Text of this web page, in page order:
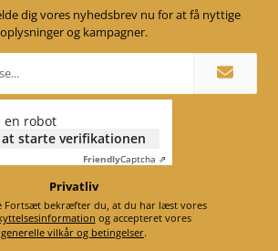
dig vores nyhedsbrev nu for at få nyttige
oplysninger og kampagner.
en robot
starte verifikationen
FriendlyCaptcha ⇗
Privatliv
Ved at vælge Fortsæt bekræfter du, at du har læst vores
og accepteret vores
generelle vilkår og betingelser.